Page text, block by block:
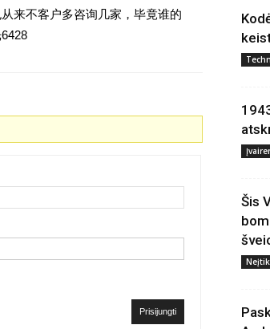
来不客户多咨询几家，毕竟谁的
Prisijungti
Šis